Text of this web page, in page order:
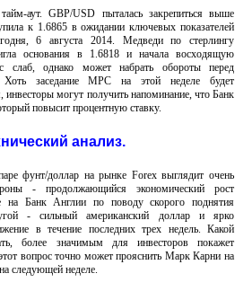
аут. GBP/USD пыталась закрепиться выше
к 1.6865 в ожидании ключевых показателей
6 августа 2014. Медведи по стерлингу
основания в 1.6818 и начала восходящую
слаб, однако может набрать обороты перед
заседание MPC на этой неделе будет
могут получить напоминание, что Банк
повысит процентную ставку.
анализ.
фунт/доллар на рынке Forex выглядит очень
- продолжающийся экономический рост
на Банк Англии по поводу скорого поднятия
- сильный американский доллар и ярко
в течение последних трех недель. Какой
более значимым для инвесторов покажет
вопрос точно может прояснить Марк Карни на
следующей неделе.